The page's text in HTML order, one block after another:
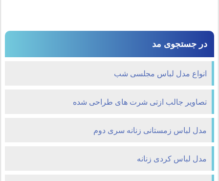
در جستجوی مد
انواع مدل لباس مجلسی شب
تصاویر جالب ازتی شرت های طراحی شده
مدل لباس زمستانی زنانه سری دوم
مدل لباس کردی زنانه